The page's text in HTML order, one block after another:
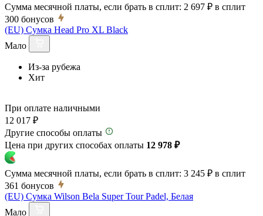
Сумма месячной платы, если брать в сплит: 2 697 ₽ в сплит
300 бонусов
(EU) Сумка Head Pro XL Black
Мало
Из-за рубежа
Хит
При оплате наличными
12 017 ₽
Другие способы оплаты
Цена при других способах оплаты 12 978 ₽
Сумма месячной платы, если брать в сплит: 3 245 ₽ в сплит
361 бонусов
(EU) Сумка Wilson Bela Super Tour Padel, Белая
Мало